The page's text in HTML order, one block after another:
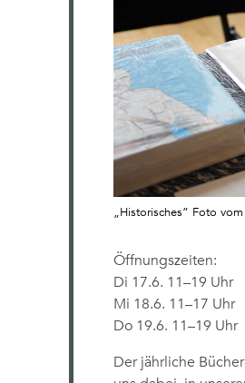
„Historisches” Foto
Öffnungszeiten:
Di 17.6. 11–19 Uhr
Mi 18.6. 11–17 Uhr
Do 19.6. 11–19 Uhr
Der jährliche